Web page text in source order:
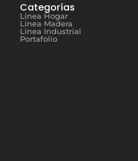
Categorías
Línea Hogar
Línea Madera
Línea Industrial
Portafolio